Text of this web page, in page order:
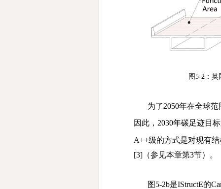
图5-2： 英
为了2050年在全球范
因此， 2030年碳足迹目
A++级的方式是对现有
[3] （参见本章第3节） 。
图5-2b是IStructE的